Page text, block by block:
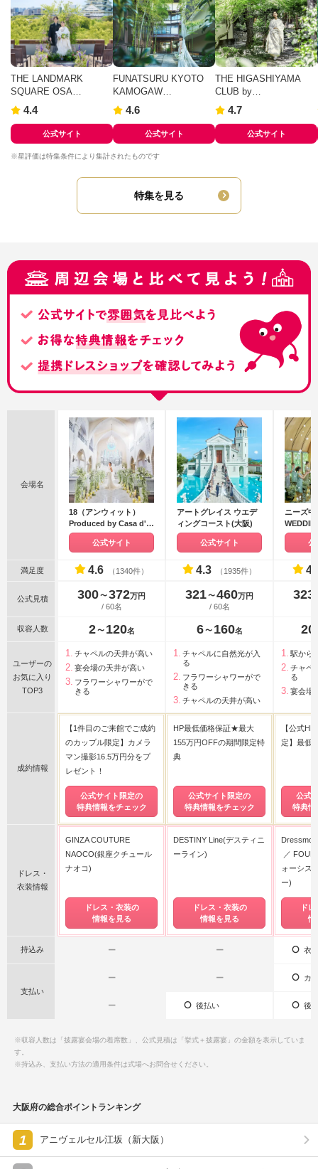
THE LANDMARK
SQUARE OSA…
4.4
公式サイト
FUNATSURU KYOTO
KAMOGAW…
4.6
公式サイト
THE HIGASHIYAMA
CLUB by…
4.7
公式サイト
※星評価は特集条件により集計されたものです
特集を見る
会場名
18（アンウィット）
Produced by Casa d'
Angela
公式サイト
アートグレイス ウエデ
ィングコースト(大阪)
公式サイト
ニーズ
ティア迎
公
満足度 4.6 （1340件） 4.3 （1935件）
公式見積 300〜372万円
/ 60名
321〜460万円
/ 60名
323
収容人数 2 〜 120名 6 〜 160名 20
ユーザーの
お気に入り
TOP3
チャペルの天井が高い
宴会場の天井が高い
フラワーシャワーがで
きる
チャペルに自然光が入
る
フラワーシャワーがで
きる
チャペルの天井が高い
駅から
チャペ
る
宴会場
成約情報
【1件目のご来館でご成約
のカップル限定】カメラ
マン撮影16.5万円分をプ
レゼント！
公式サイト限定の
特典情報をチェック
HP最低価格保証★最大
155万円OFFの期間限定特
典
公式サイト限定の
特典情報をチェック
【公式
定】最低
公式
特典情
ドレス・
衣装情報
GINZA COUTURE
NAOCO(銀座クチュール
ナオコ)
ドレス・衣装の
情報を見る
DESTINY Line(デスティニ
ーライン)
ドレス・衣装の
情報を見る
FOUR
ォーシス
ー)
ド
情
持込み ー ー 衣
支払い
ー ー カ
ー 後払い 後
※収容人数は「披露宴会場の着席数」、公式見積は「挙式＋披露宴」の金額を表示していま
す。
※持込み、支払い方法の適用条件は式場へお問合せください。
大阪府の総合ポイントランキング
1 アニヴェルセル江坂（新大阪）